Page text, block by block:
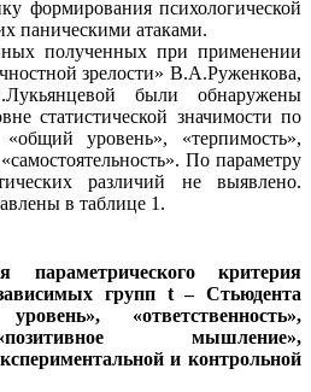
формирования психологической
паническими атаками.
полученных при применении
зрелости» В.А.Руженкова,
были обнаружены
статистической значимости по
уровень», «терпимость»,
По параметру
различий не выявлено.
в таблице 1.
параметрического критерия
групп t – Стьюдента
«ответственность»,
мышление»,
и контрольной